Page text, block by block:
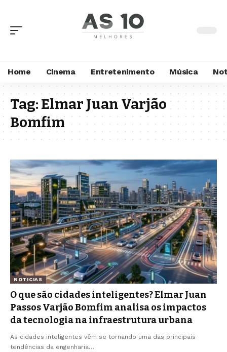
Home Cinema Entretenimento Música
Tag:Elmar Juan Varjão
Bomfim
NOTICIAS
O que são cidades inteligentes? Elmar Juan
Passos Varjão Bomfim analisa os impactos
da tecnologia na infraestrutura urbana
As cidades inteligentes vêm se tornando uma das principais
tendências da engenharia…